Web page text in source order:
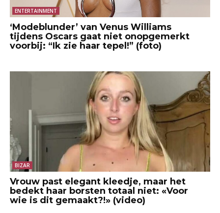
ENTERTAINMENT
‘Modeblunder’ van Venus Williams
tijdens Oscars gaat niet onopgemerkt
voorbij: “Ik zie haar tepel!” (foto)
BIZAR
Vrouw past elegant kleedje, maar het
bedekt haar borsten totaal niet: «Voor
wie is dit gemaakt?!» (video)